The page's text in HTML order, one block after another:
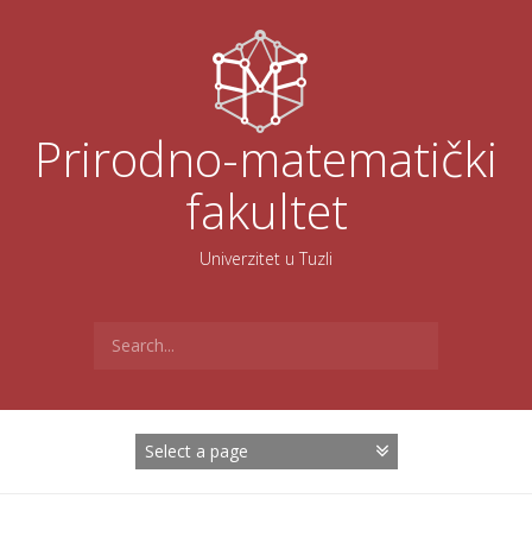
Prirodno-matematički
fakultet
Univerzitet u Tuzli
for: